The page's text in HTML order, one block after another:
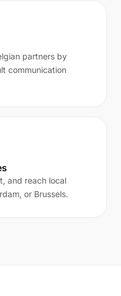
partners by
communication
and reach local
or Brussels.